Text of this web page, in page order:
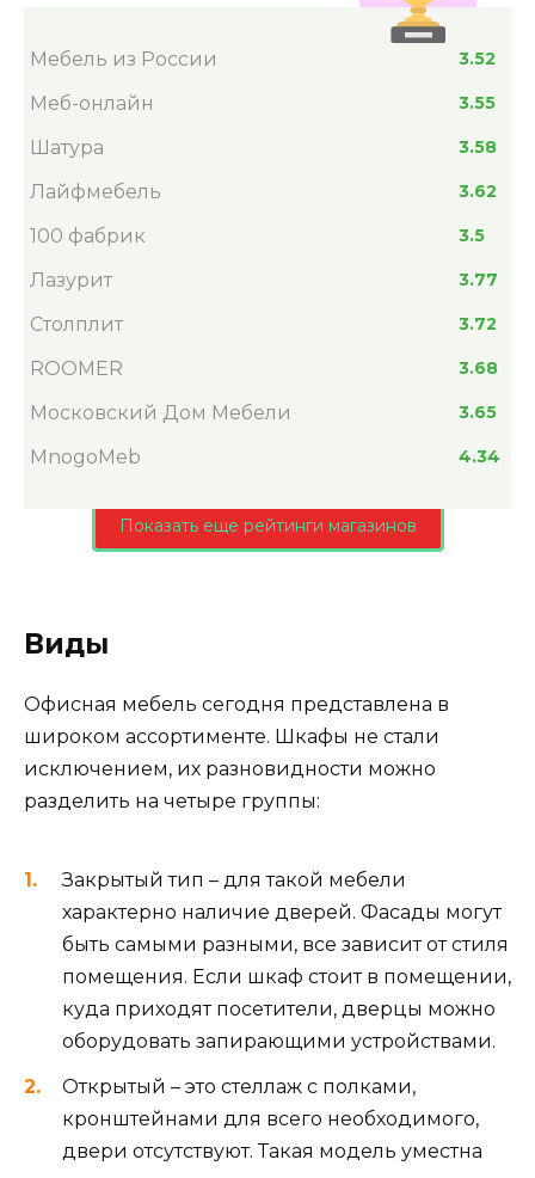
Мебель из России 3.52
Меб-онлайн 3.55
Шатура 3.58
Лайфмебель 3.62
100 фабрик 3.5
Лазурит 3.77
Столплит 3.72
ROOMER 3.68
Московский Дом Мебели 3.65
MnogoMeb 4.34
Показать еще рейтинги магазинов
Виды
Офисная мебель сегодня представлена в
широком ассортименте. Шкафы не стали
исключением, их разновидности можно
разделить на четыре группы:
Закрытый тип – для такой мебели
характерно наличие дверей. Фасады могут
быть самыми разными, все зависит от стиля
помещения. Если шкаф стоит в помещении,
куда приходят посетители, дверцы можно
оборудовать запирающими устройствами.
Открытый – это стеллаж с полками,
кронштейнами для всего необходимого,
двери отсутствуют. Такая модель уместна